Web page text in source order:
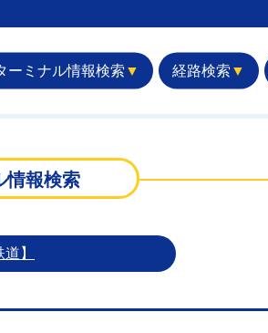
ーミナル情報検索 ▼ 経路検索 ▼
情報検索
】